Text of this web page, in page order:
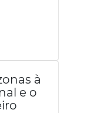
à
e o